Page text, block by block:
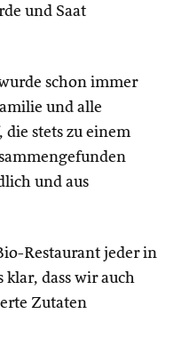
und Saat
schon immer
und alle
stets zu einem
und aus
Restaurant jeder in
klar, dass wir auch
Zutaten